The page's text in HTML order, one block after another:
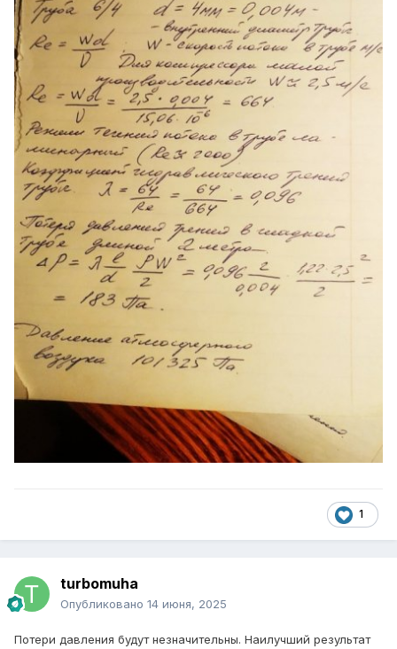
1
turbomuha
Опубликовано 14 июня, 2025
Потери давления будут незначительны. Наилучший результат